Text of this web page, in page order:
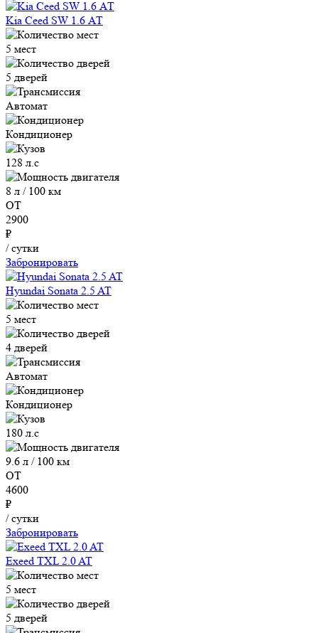
Kia Ceed SW 1.6 АТ
5 мест
5 дверей
Автомат
Кондиционер
128 л.с
8 л / 100 км
ОТ
2900
₽
/ сутки
Забронировать
Hyundai Sonata 2.5 AT
5 мест
4 дверей
Автомат
Кондиционер
180 л.с
9.6 л / 100 км
ОТ
4600
₽
/ сутки
Забронировать
Exeed TXL 2.0 AT
5 мест
5 дверей